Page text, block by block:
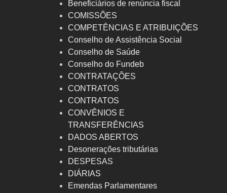
Beneficiários de renúncia fiscal
COMISSÕES
COMPETÊNCIAS E ATRIBUIÇÕES
Conselho de Assistência Social
Conselho de Saúde
Conselho do Fundeb
CONTRATAÇÕES
CONTRATOS
CONTRATOS
CONVÊNIOS E
TRANSFERÊNCIAS
DADOS ABERTOS
Desonerações tributárias
DESPESAS
DIÁRIAS
Emendas Parlamentares